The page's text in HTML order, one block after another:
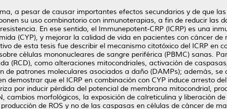
a pesar de causar importantes efectos secundarios y de que
su uso combinatorio con inmunoterapias, a fin de reducir las
En ese sentido, el Immunepotent-CRP (ICRP) es una
(CYP), y mejorar la calidad de vida en pacientes con cáncer
de esta tesis fue describir el mecanismo citotóxico del ICRP en
células mononucleares de sangre periférica (PBMC) sanas.
(RCD), como alteraciones mitocondriales, activación de
de patrones moleculares asociados a daño (DAMPs); además, se
demostrar que el ICRP en combinación con CYP induce arresto
por inducir pérdida del potencial de membrana mitocondrial,
morfológicos, la exposición de calreticulina y liberación de
de ROS y no de las caspasas en células de cáncer de